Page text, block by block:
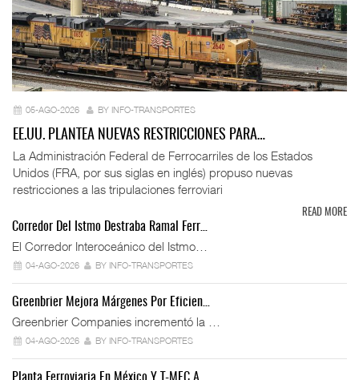
05-AGO-2026 BY INFO-TRANSPORTES
EE.UU. PLANTEA NUEVAS RESTRICCIONES PARA…
La Administración Federal de Ferrocarriles de los Estados
Unidos (FRA, por sus siglas en inglés) propuso nuevas
restricciones a las tripulaciones ferroviari
READ MORE
Corredor Del Istmo Destraba Ramal Ferr…
El Corredor Interoceánico del Istmo…
04-AGO-2026 BY INFO-TRANSPORTES
Greenbrier Mejora Márgenes Por Eficien…
Greenbrier Companies incrementó la …
04-AGO-2026 BY INFO-TRANSPORTES